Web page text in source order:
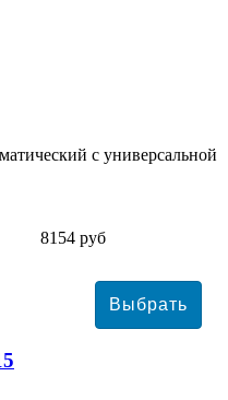
с универсальной
8154 руб